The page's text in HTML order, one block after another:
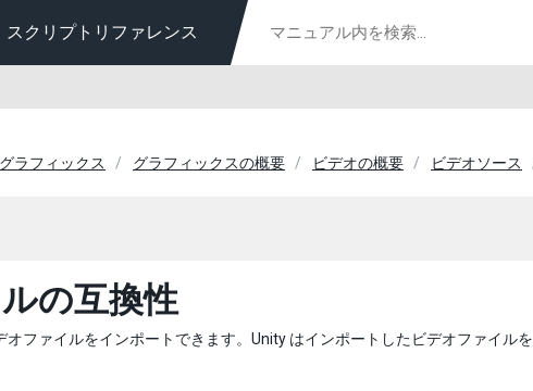
スクリプトリファレンス
グラフィックス グラフィックスの概要 ビデオの概要 ビデオソース
の互換性
ファイルをインポートできます。Unity はインポートしたビデオファイルを